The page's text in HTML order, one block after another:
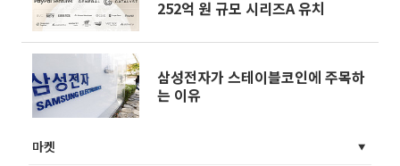
252억 원 규모 시리즈A 유치
삼성전자가 스테이블코인에 주목하
는 이유
마켓